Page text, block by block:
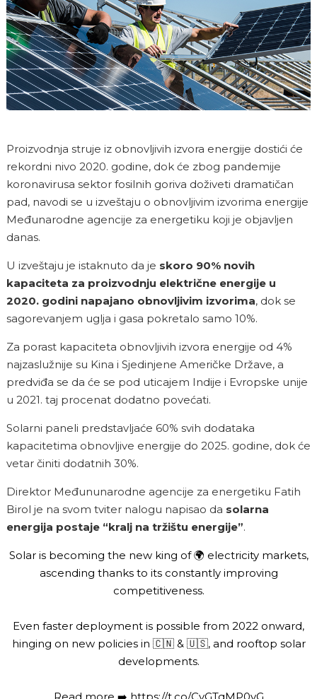
Proizvodnja struje iz obnovljivih izvora energije dostići će
rekordni nivo 2020. godine, dok će zbog pandemije
koronavirusa sektor fosilnih goriva doživeti dramatičan
pad, navodi se u izveštaju o obnovljivim izvorima energije
Međunarodne agencije za energetiku koji je objavljen
danas.
U izveštaju je istaknuto da je skoro 90% novih
kapaciteta za proizvodnju električne energije u
2020. godini napajano obnovljivim izvorima, dok se
sagorevanjem uglja i gasa pokretalo samo 10%.
Za porast kapaciteta obnovljivih izvora energije od 4%
najzaslužnije su Kina i Sjedinjene Američke Države, a
predviđa se da će se pod uticajem Indije i Evropske unije
u 2021. taj procenat dodatno povećati.
Solarni paneli predstavljaće 60% svih dodataka
kapacitetima obnovljive energije do 2025. godine, dok će
vetar činiti dodatnih 30%.
Direktor Međununarodne agencije za energetiku Fatih
Birol je na svom tviter nalogu napisao da solarna
energija postaje “kralj na tržištu energije”.
Solar is becoming the new king of 🌍 electricity markets,
ascending thanks to its constantly improving
competitiveness.
Even faster deployment is possible from 2022 onward,
hinging on new policies in 🇨🇳 & 🇺🇸, and rooftop solar
developments.
Read more ➡️ https://t.co/CyGTqMP0yG